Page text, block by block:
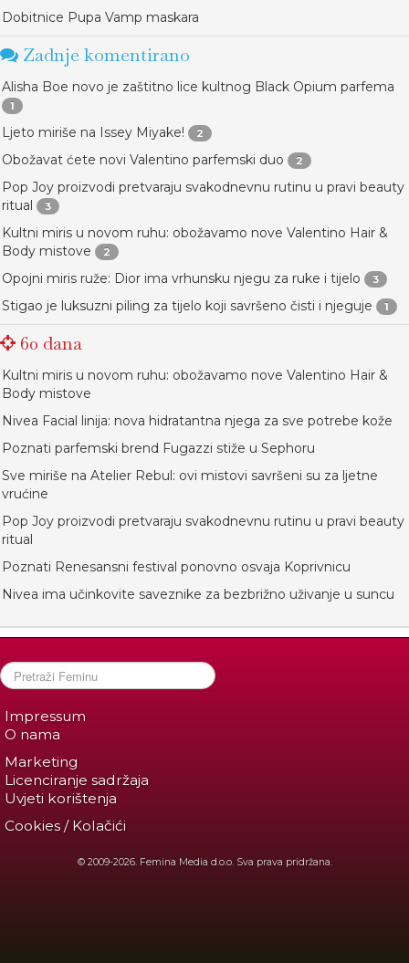
Dobitnice Pupa Vamp maskara
Zadnje komentirano
Alisha Boe novo je zaštitno lice kultnog Black Opium parfema
1
Ljeto miriše na Issey Miyake! 2
Obožavat ćete novi Valentino parfemski duo 2
Pop Joy proizvodi pretvaraju svakodnevnu rutinu u pravi beauty
ritual
3
Kultni miris u novom ruhu: obožavamo nove Valentino Hair &
Body mistove
2
Opojni miris ruže: Dior ima vrhunsku njegu za ruke i tijelo 3
Stigao je luksuzni piling za tijelo koji savršeno čisti i njeguje 1
60 dana
Kultni miris u novom ruhu: obožavamo nove Valentino Hair &
Body mistove
Nivea Facial linija: nova hidratantna njega za sve potrebe kože
Poznati parfemski brend Fugazzi stiže u Sephoru
Sve miriše na Atelier Rebul: ovi mistovi savršeni su za ljetne
vrućine
Pop Joy proizvodi pretvaraju svakodnevnu rutinu u pravi beauty
ritual
Poznati Renesansni festival ponovno osvaja Koprivnicu
Nivea ima učinkovite saveznike za bezbrižno uživanje u suncu
Impressum
O nama
Marketing
Licenciranje sadržaja
Uvjeti korištenja
Cookies / Kolačići
© 2009-2026. Femina Media d.o.o. Sva prava pridržana.